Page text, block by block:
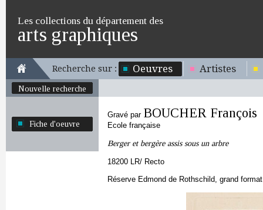
Les collections du département des
arts graphiques
Recherche sur : Oeuvres Artistes
Nouvelle recherche
Fiche d'oeuvre
Gravé par BOUCHER François
Ecole française
Berger et bergère assis sous un arbre
18200 LR/ Recto
Réserve Edmond de Rothschild, grand format